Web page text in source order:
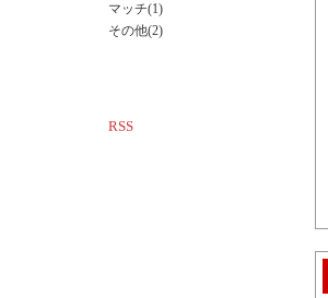
マッチ(1)
その他(2)
RSS